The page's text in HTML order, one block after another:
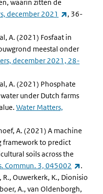
waarin zitten de
december 2021 (externe
, 36-
A. (2021) Fosfaat in
meestal onder
december 2021, 28-
A. (2021) Phosphate
under Dutch farms
Water Matters,
link)
A. (2021) A machine
framework to predict
soils across the
Commun. 3, 045002
.
R., Ouwerkerk, K., Dionisio
A., van Oldenborgh,